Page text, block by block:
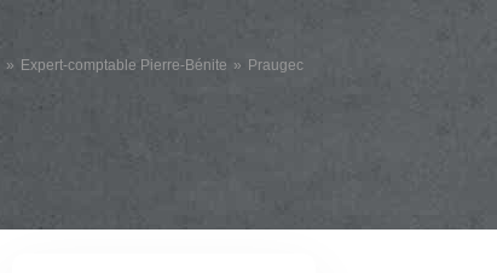
Expert-comptable Pierre-Bénite Praugec